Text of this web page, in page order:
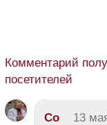
Комментарий
посетителей
Со 13